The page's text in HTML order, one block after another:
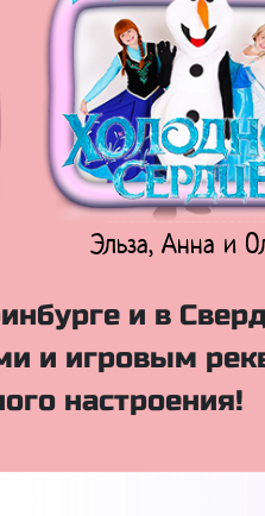
Эльза, Анна и
и в
и игровым
настроения!